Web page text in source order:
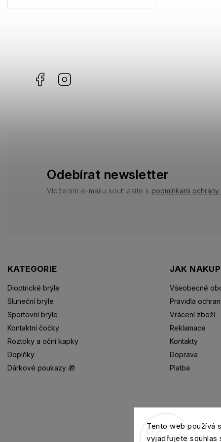
Tento web používá
vyjadřujete souhlas
Facebook
KATEGORIE
Dioptrické brýle
Sluneční brýle
Sportovní brýle
Kontaktní čočky
Roztoky a oční kapky
Doplňky
Dárkové poukazy 🎁
JAK
Všeobecné
Pravidla
Vrácení zboží
Reklamace
Kontakty
Doprava
Platba
Odebírat newsletter
Vložením e-mailu souhlasíte s podmínkami